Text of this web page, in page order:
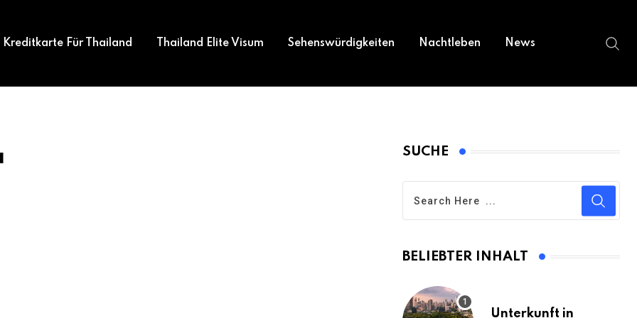
Kreditkarte Für Thailand Thailand Elite Visum Sehenswürdigkeiten Nachtleben News
SUCHE
BELIEBTER INHALT
Unterkunft in